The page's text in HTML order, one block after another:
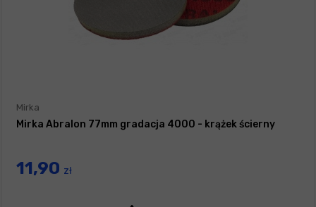
Mirka
Mirka Abralon 77mm gradacja 4000 - krążek ścierny
11,90 zł